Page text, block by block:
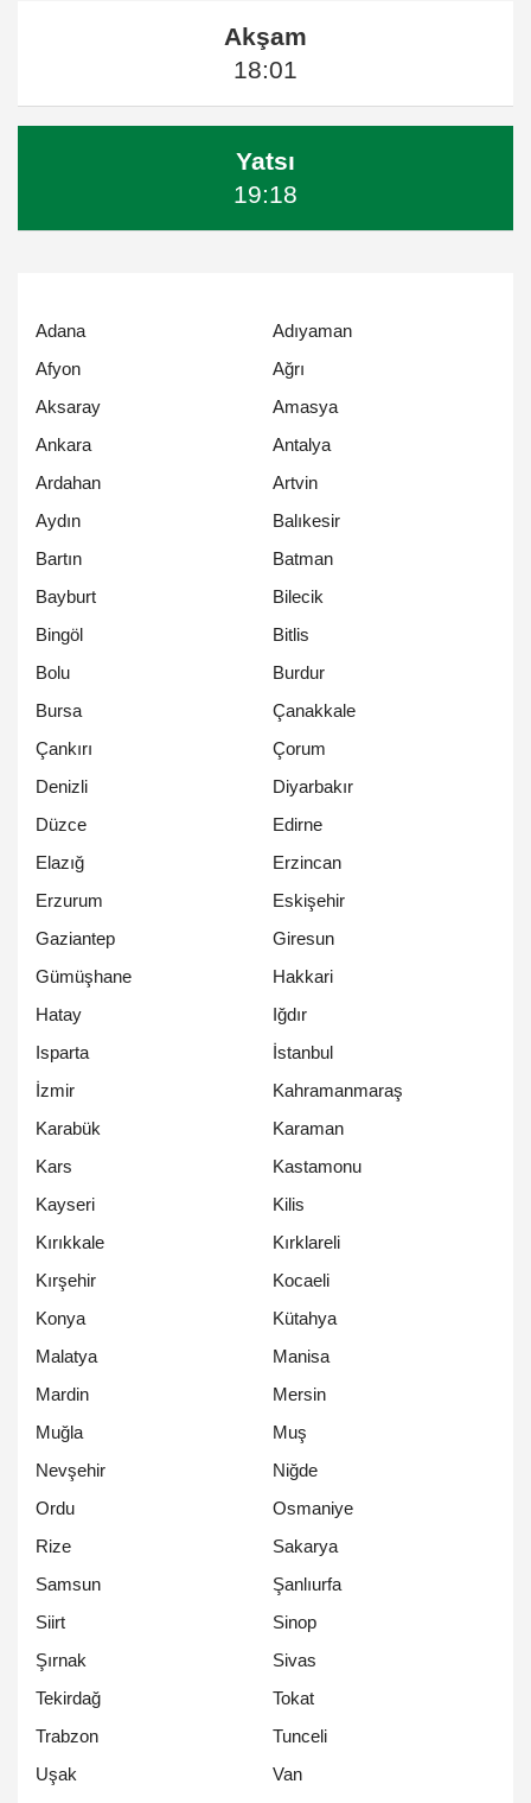
Akşam
18:01
Yatsı
19:18
Adana
Adıyaman
Afyon
Ağrı
Aksaray
Amasya
Ankara
Antalya
Ardahan
Artvin
Aydın
Balıkesir
Bartın
Batman
Bayburt
Bilecik
Bingöl
Bitlis
Bolu
Burdur
Bursa
Çanakkale
Çankırı
Çorum
Denizli
Diyarbakır
Düzce
Edirne
Elazığ
Erzincan
Erzurum
Eskişehir
Gaziantep
Giresun
Gümüşhane
Hakkari
Hatay
Iğdır
Isparta
İstanbul
İzmir
Kahramanmaraş
Karabük
Karaman
Kars
Kastamonu
Kayseri
Kilis
Kırıkkale
Kırklareli
Kırşehir
Kocaeli
Konya
Kütahya
Malatya
Manisa
Mardin
Mersin
Muğla
Muş
Nevşehir
Niğde
Ordu
Osmaniye
Rize
Sakarya
Samsun
Şanlıurfa
Siirt
Sinop
Şırnak
Sivas
Tekirdağ
Tokat
Trabzon
Tunceli
Uşak
Van